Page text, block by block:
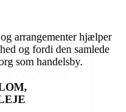
arrangementer hjælper
og fordi den samlede
som handelsby.